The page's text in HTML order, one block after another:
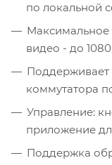
по локальной
видео - до
коммутатора
Управление:
приложение
Поддержка